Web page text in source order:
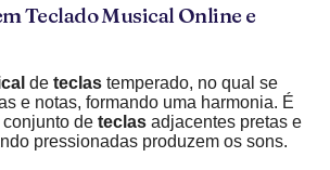
Teclado Musical Online e
de teclas temperado, no qual se
e notas, formando uma harmonia. É
de teclas adjacentes pretas e
pressionadas produzem os sons.